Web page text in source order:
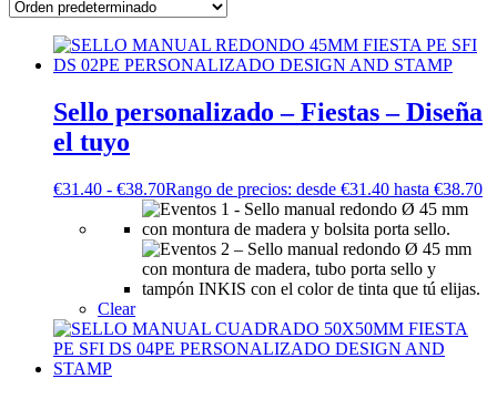
Sello personalizado – Fiestas – Diseña
el tuyo
€31.40 - €38.70Rango de precios: desde €31.40 hasta €38.70
Clear